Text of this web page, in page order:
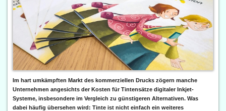
Im hart umkämpften Markt des kommerziellen Drucks zögern manche
Unternehmen angesichts der Kosten für Tintensätze digitaler Inkjet-
Systeme, insbesondere im Vergleich zu günstigeren Alternativen. Was
dabei häufig übersehen wird: Tinte ist nicht einfach ein weiteres